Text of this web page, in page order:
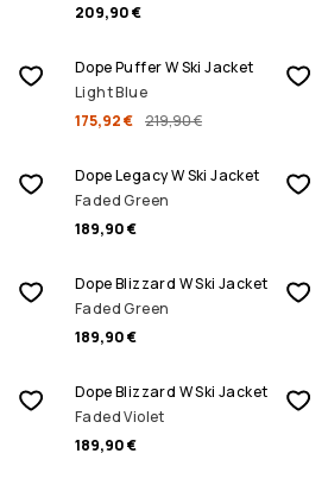
209,90 €
REBAJAS
Dope Puffer W Ski Jacket
Light Blue
175,92 € 219,90 €
Dope Legacy W Ski Jacket
Faded Green
189,90 €
Dope Blizzard W Ski Jacket
Faded Green
189,90 €
Dope Blizzard W Ski Jacket
Faded Violet
189,90 €
REBAJAS